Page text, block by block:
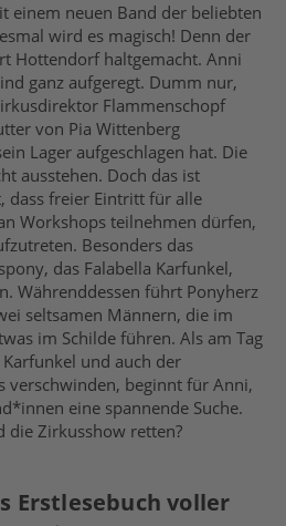
einem neuen Band der beliebten
wird es magisch! Denn der
Hottendorf haltgemacht. Anni
ganz aufgeregt. Dumm nur,
Flammenschopf
von Pia Wittenberg
Lager aufgeschlagen hat. Die
ausstehen. Doch das ist
dass freier Eintritt für alle
Workshops teilnehmen dürfen,
Besonders das
das Falabella Karfunkel,
Währenddessen führt Ponyherz
seltsamen Männern, die im
im Schilde führen. Als am Tag
und auch der
verschwinden, beginnt für Anni,
eine spannende Suche.
die Zirkusshow retten?
Erstlesebuch voller